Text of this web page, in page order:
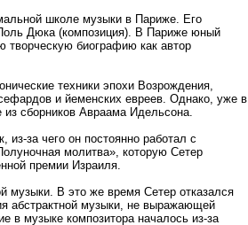
школе музыки в Париже. Его
Дюка (композиция). В Париже юный
творческую биографию как автор
техники эпохи Возрождения,
и йеменских евреев. Однако, уже в
сборников Авраама Идельсона.
за чего он постоянно работал с
молитва», которую Сетер
премии Израиля.
музыки. В это же время Сетер отказался
абстрактной музыки, не выражающей
в музыке композитора началось из-за